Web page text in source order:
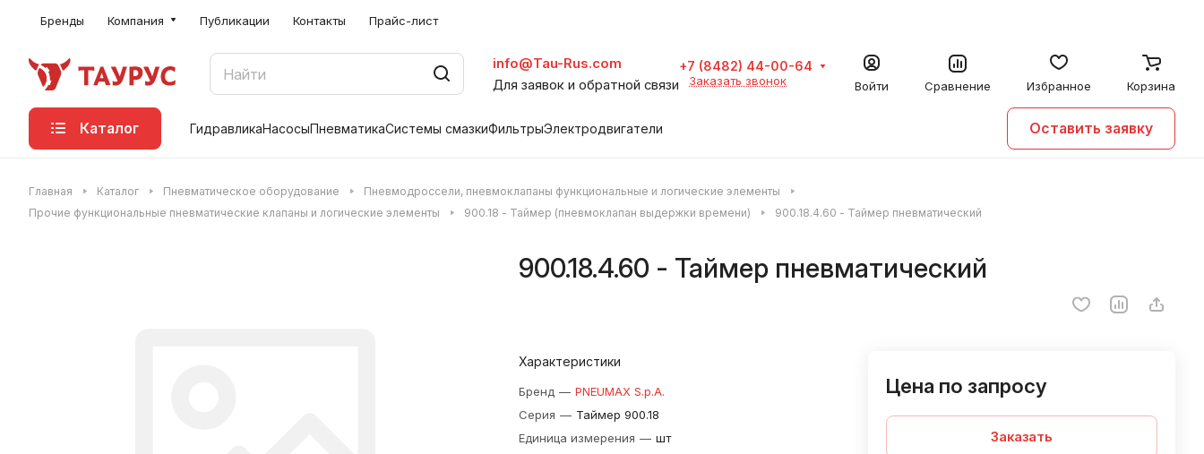
Бренды Компания Публикации Контакты Прайс-лист
info@Tau-Rus.com
Для заявок и обратной связи
+7 (8482) 44-00-64
Заказать звонок Войти Сравнение Избранное Корзина
Каталог ГидравликаНасосыПневматикаСистемы смазкиФильтрыЭлектродвигатели Оставить заявку
Главная Каталог Пневматическое оборудование
Пневмодроссели, пневмоклапаны функциональные и логические элементы
Прочие функциональные пневматические клапаны и логические элементы
900.18 - Таймер (пневмоклапан выдержки времени) 900.18.4.60 - Таймер пневматический
900.18.4.60 - Таймер пневматический
Характеристики
Бренд — PNEUMAX S.p.A.
Серия — Таймер 900.18
Единица измерения — шт
Цена по запросу
Заказать